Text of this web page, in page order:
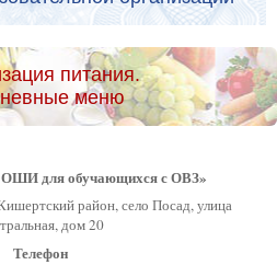
питания.
меню
для обучающихся с ОВЗ»
район, село Посад, улица
дом 20
Телефон